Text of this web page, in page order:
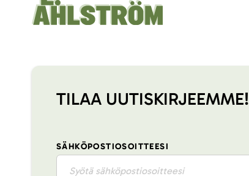
TILAA UUTISKIRJEEMME!
SÄHKÖPOSTIOSOITTEESI